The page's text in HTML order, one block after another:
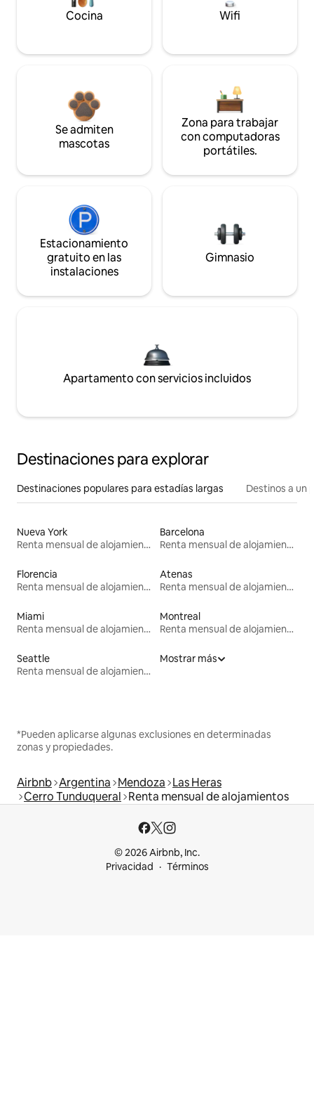
Cocina Wifi
Se admiten
mascotas
Zona para trabajar
con computadoras
portátiles.
Estacionamiento
gratuito en las
instalaciones
Gimnasio
Apartamento con servicios incluidos
Destinaciones para explorar
Destinaciones populares para estadías largas Destinos a un
Nueva York
Renta mensual de alojamientos
Barcelona
Renta mensual de alojamientos
Florencia
Renta mensual de alojamientos
Atenas
Renta mensual de alojamientos
Miami
Renta mensual de alojamientos
Montreal
Renta mensual de alojamientos
Seattle
Renta mensual de alojamientos
Mostrar más
*Pueden aplicarse algunas exclusiones en determinadas
zonas y propiedades.
Airbnb Argentina Mendoza Las Heras
Cerro Tunduqueral Renta mensual de alojamientos
© 2026 Airbnb, Inc.
Privacidad
Términos